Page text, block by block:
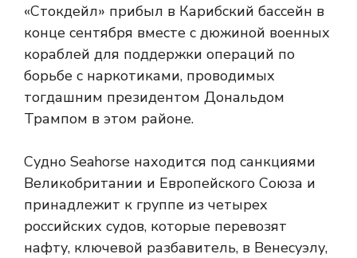
«Стокдейл» прибыл в Карибский бассейн в
конце сентября вместе с дюжиной военных
кораблей для поддержки операций по
борьбе с наркотиками, проводимых
тогдашним президентом Дональдом
Трампом в этом районе.
Судно Seahorse находится под санкциями
Великобритании и Европейского Союза и
принадлежит к группе из четырех
российских судов, которые перевозят
нафту, ключевой разбавитель, в Венесуэлу,